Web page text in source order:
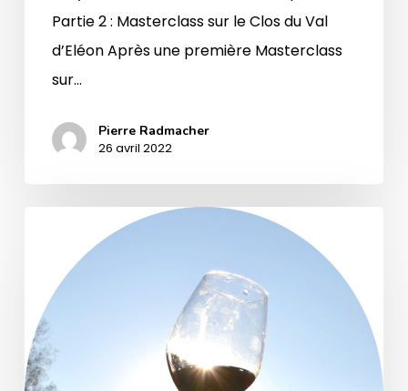
Partie 2 : Masterclass sur le Clos du Val
d’Eléon Après une première Masterclass
sur…
Pierre Radmacher
26 avril 2022
Ouvertes
domaine
Kreydenweiss